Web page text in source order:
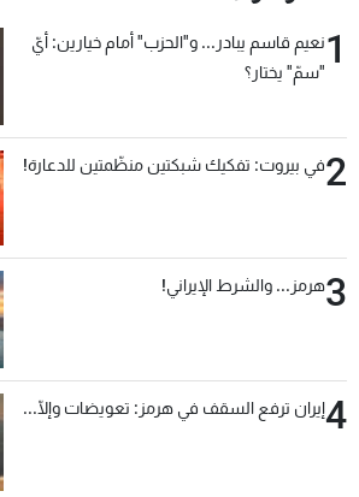
1نعيم قاسم يبادر... و"الحزب" أمام خيارين: أيّ
"سمّ" يختار؟
2في بيروت: تفكيك شبكتين منظّمتين للدعارة!
3هرمز... والشرط الإيراني!
4إيران ترفع السقف في هرمز: تعويضات وإلّا...
لاعلاناتكم
شروط الإسـتخدام